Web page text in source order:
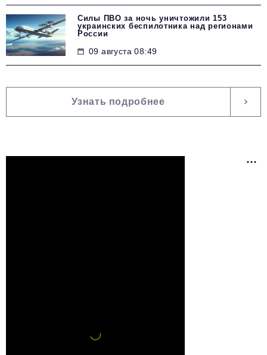
Силы ПВО за ночь уничтожили 153
украинских беспилотника над регионами
России
09 августа 08:49
Узнать подробнее